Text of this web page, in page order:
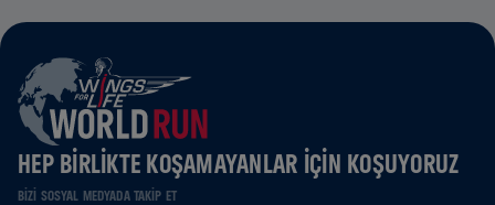
HEP BIRLIKTE KOŞAMAYANLAR IÇIN KOŞUYORUZ
BIZI SOSYAL MEDYADA TAKIP ET